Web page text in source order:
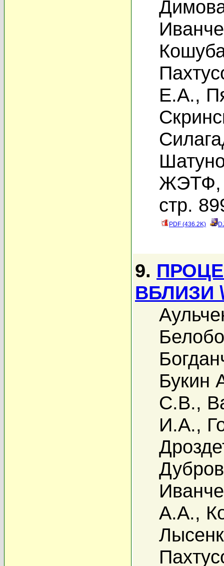
Е.А.,
ЖЭТФ,
стр.
PDF (436.2K)
9.
ВБЛИЗИ
Букин
С.В.,
И.А.,
А.А.,